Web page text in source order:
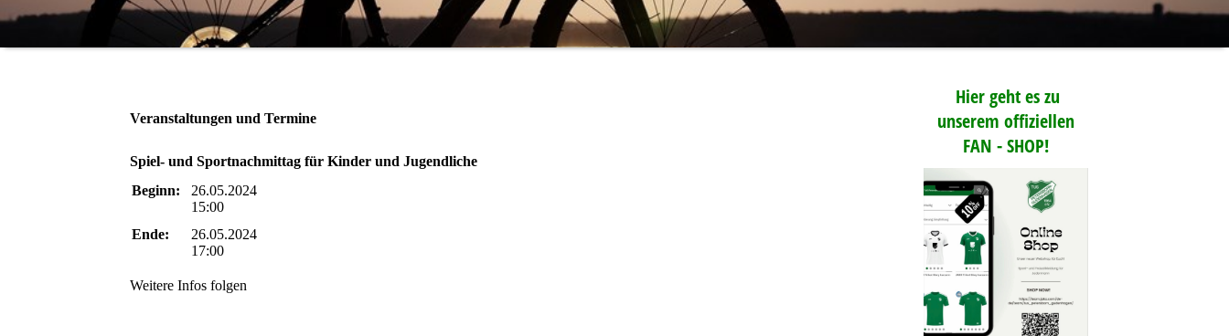
Veranstaltungen und Termine
Spiel- und Sportnachmittag für Kinder und Jugendliche
Beginn:
26.05.2024
15:00
Ende:
26.05.2024
17:00
Weitere Infos folgen
Hier geht es zu
unserem offiziellen
FAN - SHOP!